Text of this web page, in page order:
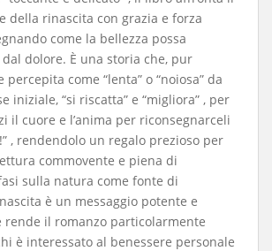
della rinascita con grazia e forza
come la bellezza possa
dolore. È una storia che, pur
percepita come “lenta” o “noiosa” da
iniziale, “si riscatta” e “migliora” , per
il cuore e l’anima per riconsegnarceli
, rendendolo un regalo prezioso per
commovente e piena di
sulla natura come fonte di
è un messaggio potente e
rende il romanzo particolarmente
è interessato al benessere personale